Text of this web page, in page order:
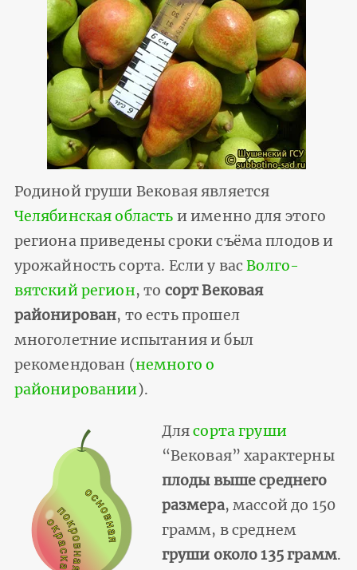
Родиной груши Вековая является
Челябинская область и именно для этого
региона приведены сроки съёма плодов и
урожайность сорта. Если у васВолго-
вятский регион, то сорт Вековая
районирован, то есть прошел
многолетние испытания и был
рекомендован (немного о
районировании).
Длясорта груши
“Вековая” характерны
плоды выше среднего
размера, массой до 150
грамм, в среднем
груши около 135 грамм.